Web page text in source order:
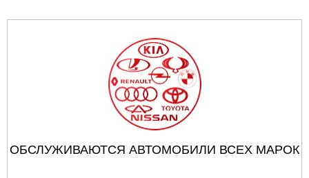
ОБСЛУЖИВАЮТСЯ АВТОМОБИЛИ ВСЕХ МАРОК